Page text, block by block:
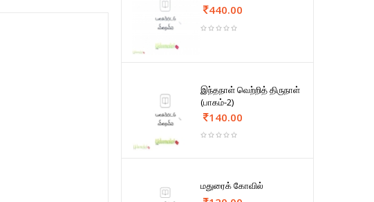
440.00
இந்தநாள் வெற்றித் திருநாள்
(பாகம்-2)
140.00
மதுரைக் கோவில்